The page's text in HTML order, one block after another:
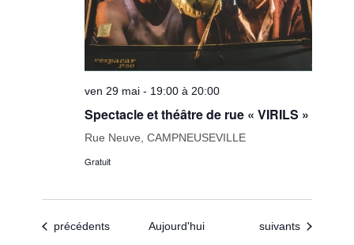
ven 29 mai - 19:00 à 20:00
Spectacle et théâtre de rue « VIRILS »
Rue Neuve, CAMPNEUSEVILLE
Gratuit
Évènements
précédents Aujourd'hui Évènements
suivants